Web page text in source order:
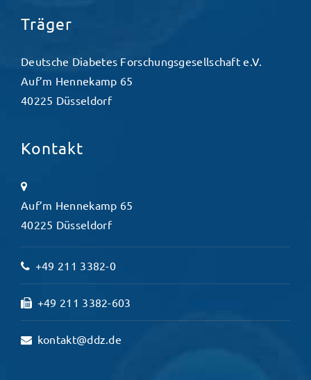
Träger
Deutsche Diabetes Forschungsgesellschaft e.V.
Auf’m Hennekamp 65
40225 Düsseldorf
Kontakt
Auf’m Hennekamp 65
40225 Düsseldorf
+49 211 3382-0
+49 211 3382-603
kontakt@ddz.de